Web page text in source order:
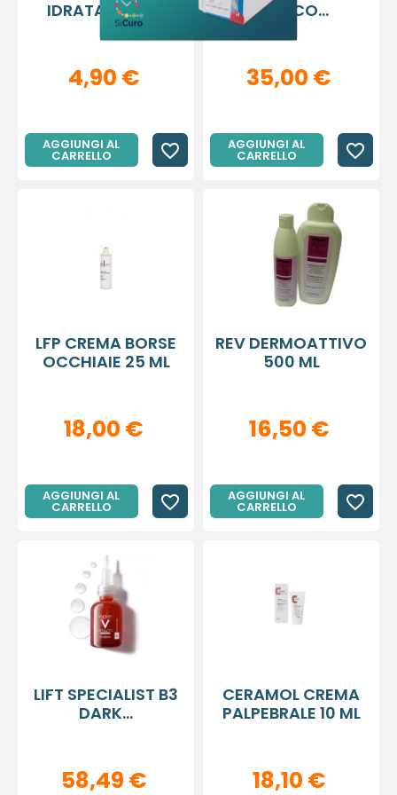
IDRATANTE IN...
4,90 €
AGGIUNGI AL
CARRELLO favorite_border
TONICO...
35,00 €
AGGIUNGI AL
CARRELLO favorite_border
LFP CREMA BORSE
OCCHIAIE 25 ML
18,00 €
AGGIUNGI AL
CARRELLO favorite_border
REV DERMOATTIVO
500 ML
16,50 €
AGGIUNGI AL
CARRELLO favorite_border
LIFT SPECIALIST B3
DARK...
58,49 €
CERAMOL CREMA
PALPEBRALE 10 ML
18,10 €